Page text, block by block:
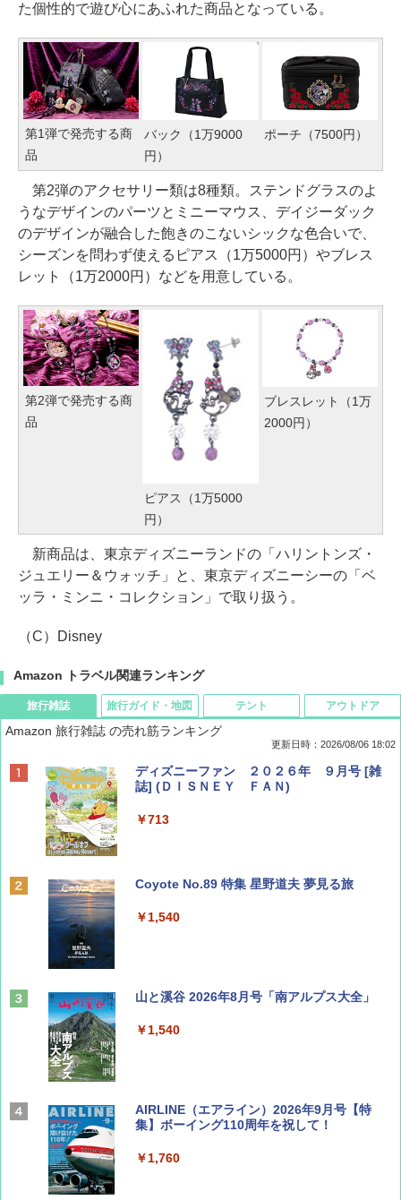
た個性的で遊び心にあふれた商品となっている。
第1弾で発売する商
品
バック（1万9000
円）
ポーチ（7500円）
第2弾のアクセサリー類は8種類。ステンドグラスのよ
うなデザインのパーツとミニーマウス、デイジーダック
のデザインが融合した飽きのこないシックな色合いで、
シーズンを問わず使えるピアス（1万5000円）やブレス
レット（1万2000円）などを用意している。
第2弾で発売する商
品
ピアス（1万5000
円）
ブレスレット（1万
2000円）
新商品は、東京ディズニーランドの「ハリントンズ・
ジュエリー＆ウォッチ」と、東京ディズニーシーの「ベ
ッラ・ミンニ・コレクション」で取り扱う。
（C）Disney
Amazon トラベル関連ランキング
旅行雑誌
Amazon 旅行雑誌 の売れ筋ランキング
更新日時：2026/08/06 18:02
ディズニーファン ２０２６年 ９月号 [雑
誌] (ＤＩＳＮＥＹ ＦＡＮ)
￥713
Coyote No.89 特集 星野道夫 夢見る旅
￥1,540
山と溪谷 2026年8月号「南アルプス大全」
￥1,540
AIRLINE（エアライン）2026年9月号【特
集】ボーイング110周年を祝して！
￥1,760
旅行ガイド・地図 テント アウトドア